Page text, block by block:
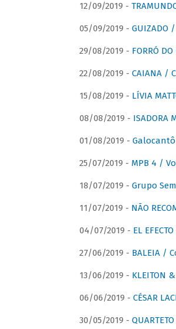
12/09/2019 -
05/09/2019 - GUIZADO
29/08/2019 - FORRÓ
22/08/2019 - CAIANA /
15/08/2019 - LÍVIA
08/08/2019 - ISADORA
01/08/2019 -
25/07/2019 - MPB 4 /
18/07/2019 - Grupo
11/07/2019 - NÃO
04/07/2019 - EL
27/06/2019 - BALEIA /
13/06/2019 - KLEITON
06/06/2019 - CÉSAR
30/05/2019 -